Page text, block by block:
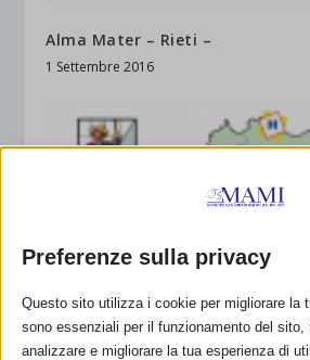
Alma Mater – Rieti –
1 Settembre 2016
Progetto Aziendale
UNICEF. Favorire ed
e l’ Allattamento al Seno” –
Preferenze sulla privacy
Questo sito utilizza i cookie per migliorare la
sono essenziali per il funzionamento del
analizzare e migliorare la tua esperienza di